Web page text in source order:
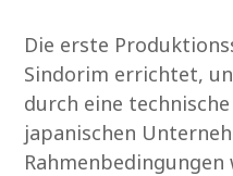
Die erste
Sindorim errichtet,
durch eine
japanischen
Rahmenbedingungen